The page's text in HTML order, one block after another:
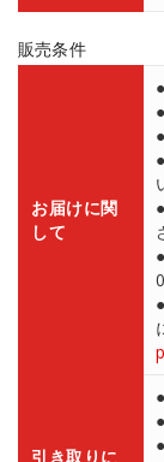
販売条件
お届けに関
して
引き取りに